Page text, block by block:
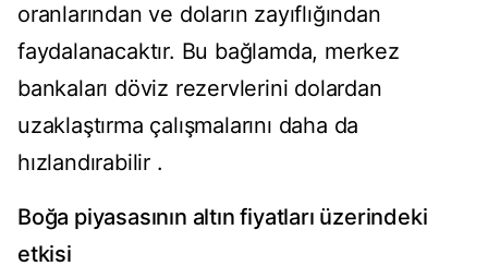
oranlarından ve doların zayıflığından
faydalanacaktır. Bu bağlamda, merkez
bankaları döviz rezervlerini dolardan
uzaklaştırma çalışmalarını daha da
hızlandırabilir .
Boğa piyasasının altın fiyatları üzerindeki
etkisi